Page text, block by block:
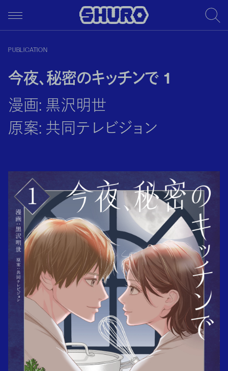
PUBLICATION
今夜、秘密のキッチンで 1
漫画: 黒沢明世
原案: 共同テレビジョン